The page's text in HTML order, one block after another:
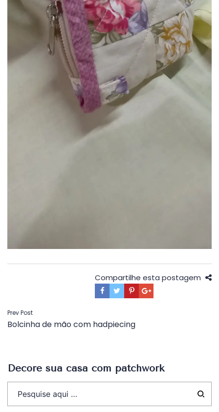
Compartilhe esta postagem
Navegação
de
Prev Post
Bolcinha de mão com hadpiecing
Decore sua casa com patchwork